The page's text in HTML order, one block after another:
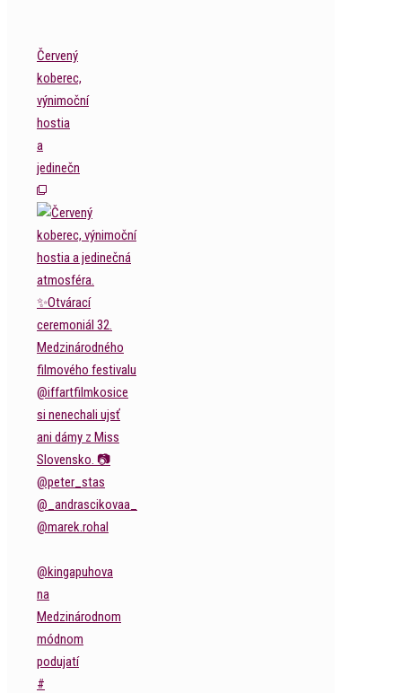
Červený
koberec,
výnimoční
hostia
a
jedinečn
@kingapuhova
na
Medzinárodnom
módnom
podujatí
#